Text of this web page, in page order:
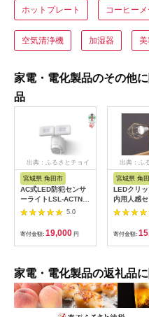
ホットプレート コーヒー
空気清浄機 加湿器
家電・電化製品のその他
品
出典：ふるさとチョイ
宮城県 角田市
AC式LED防犯センサ
ーライトLSL-ACTN-
1200
5.0
寄付金額: 19,000 円
出典：ふ
宮城県 角
LEDクリ
内用人感セ
イプ 60形
寄付金額:
家電・電化製品の返礼品